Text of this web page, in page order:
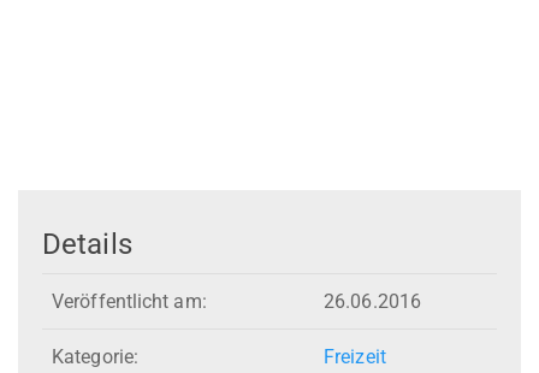
Details
Veröffentlicht am: 26.06.2016
Kategorie: Freizeit